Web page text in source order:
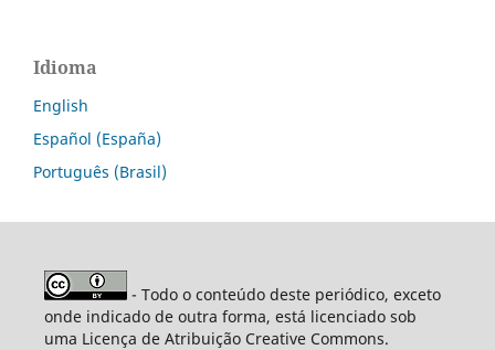
Idioma
English
Español (España)
Português (Brasil)
- Todo o conteúdo deste periódico, exceto
onde indicado de outra forma, está licenciado sob
uma Licença de Atribuição Creative Commons.